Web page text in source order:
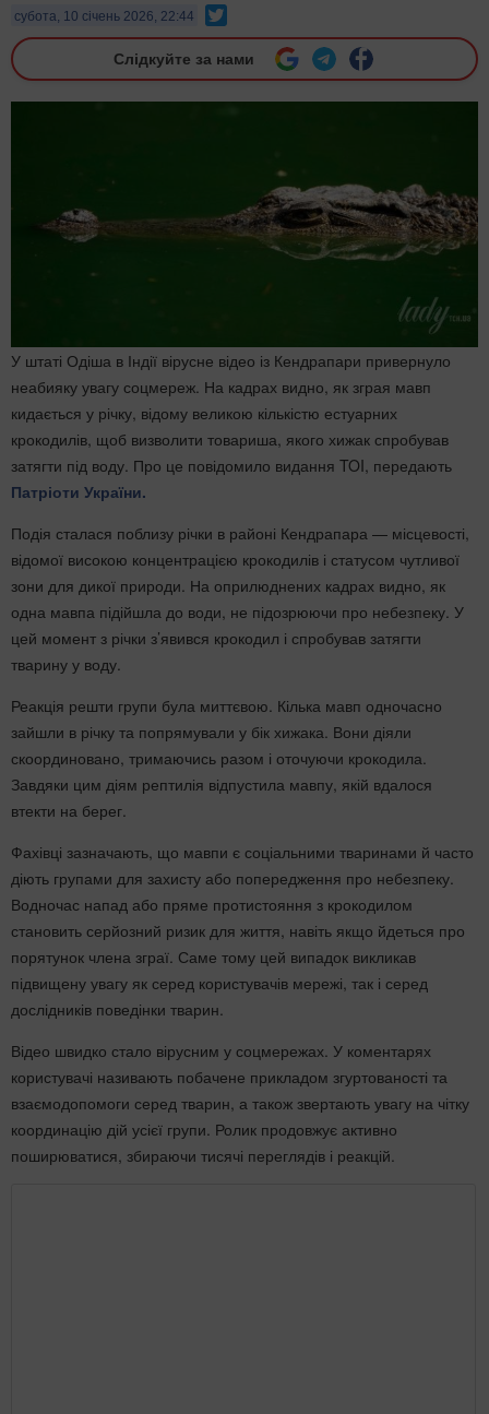
субота, 10 січень 2026, 22:44
Слідкуйте за нами
У штаті Одіша в Індії вірусне відео із Кендрапари привернуло
неабияку увагу соцмереж. На кадрах видно, як зграя мавп
кидається у річку, відому великою кількістю естуарних
крокодилів, щоб визволити товариша, якого хижак спробував
затягти під воду. Про це повідомило видання TOI, передають
Патріоти України.
Подія сталася поблизу річки в районі Кендрапара — місцевості,
відомої високою концентрацією крокодилів і статусом чутливої
зони для дикої природи. На оприлюднених кадрах видно, як
одна мавпа підійшла до води, не підозрюючи про небезпеку. У
цей момент з річки з’явився крокодил і спробував затягти
тварину у воду.
Реакція решти групи була миттєвою. Кілька мавп одночасно
зайшли в річку та попрямували у бік хижака. Вони діяли
скоординовано, тримаючись разом і оточуючи крокодила.
Завдяки цим діям рептилія відпустила мавпу, якій вдалося
втекти на берег.
Фахівці зазначають, що мавпи є соціальними тваринами й часто
діють групами для захисту або попередження про небезпеку.
Водночас напад або пряме протистояння з крокодилом
становить серйозний ризик для життя, навіть якщо йдеться про
порятунок члена зграї. Саме тому цей випадок викликав
підвищену увагу як серед користувачів мережі, так і серед
дослідників поведінки тварин.
Відео швидко стало вірусним у соцмережах. У коментарях
користувачі називають побачене прикладом згуртованості та
взаємодопомоги серед тварин, а також звертають увагу на чітку
координацію дій усієї групи. Ролик продовжує активно
поширюватися, збираючи тисячі переглядів і реакцій.